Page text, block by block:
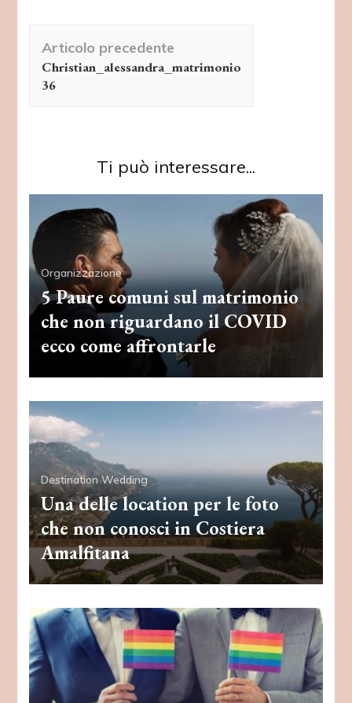
articolo
Articolo precedente
Christian_alessandra_matrimonio
36
Ti può interessare...
Organizzazione
5 Paure comuni sul matrimonio
che non riguardano il COVID
ecco come affrontarle
Destination Wedding
Una delle location per le foto
che non conosci in Costiera
Amalfitana